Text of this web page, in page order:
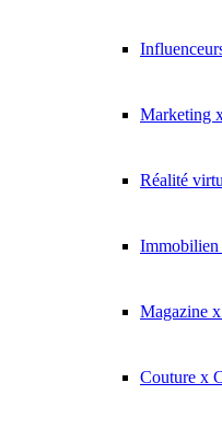
Marketing
Réalité
Magazine
Couture x